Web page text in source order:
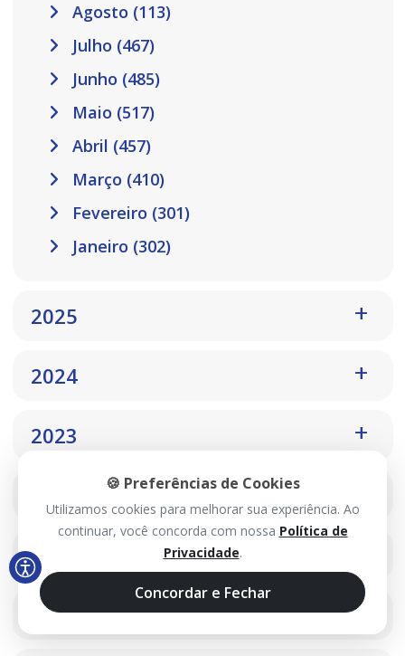
Agosto (113)
Julho (467)
Junho (485)
Maio (517)
Abril (457)
Março (410)
Fevereiro (301)
Janeiro (302)
2025
2024
2023
2021
2020
🍪 Preferências de Cookies
Utilizamos cookies para melhorar sua experiência. Ao
continuar, você concorda com nossa Política de
Privacidade.
Concordar e Fechar